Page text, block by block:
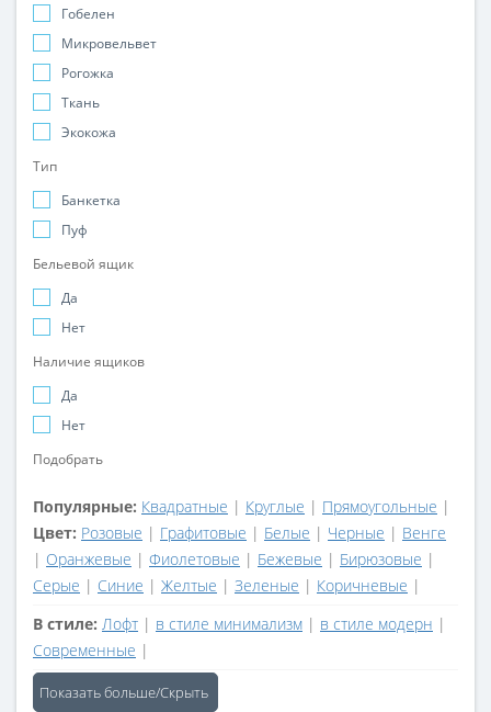
Гобелен
Микровельвет
Рогожка
Ткань
Экокожа
Тип
Банкетка
Пуф
Бельевой ящик
Да
Нет
Наличие ящиков
Да
Нет
Подобрать
Популярные: Квадратные | Круглые | Прямоугольные |
Цвет: Розовые | Графитовые | Белые | Черные | Венге
| Оранжевые | Фиолетовые | Бежевые | Бирюзовые |
Серые | Синие | Желтые | Зеленые | Коричневые |
В стиле: Лофт | в стиле минимализм | в стиле модерн |
Современные |
Показать больше/Скрыть